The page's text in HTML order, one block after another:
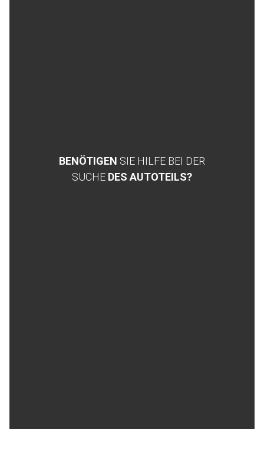
BENÖTIGEN SIE HILFE BEI DER
SUCHE DES AUTOTEILS?